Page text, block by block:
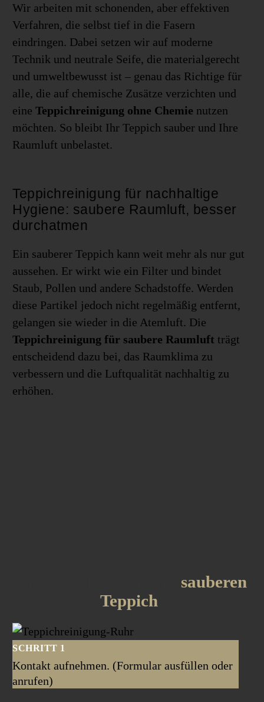
Wir arbeiten mit schonenden, aber effektiven
Verfahren, die selbst tief in die Fasern
eindringen. Dabei setzen wir auf moderne
Technik und neutrale Seife, die materialgerecht
und umweltbewusst ist – genau das Richtige für
alle, die auf chemische Zusätze verzichten und
eine Teppichreinigung ohne Chemie nutzen
möchten. So bleibt Ihr Teppich sauber und Ihre
Raumluft unbelastet.
Teppichreinigung für nachhaltige
Hygiene: saubere Raumluft, besser
durchatmen
Ein sauberer Teppich kann weit mehr als nur gut
aussehen. Er wirkt wie ein Filter und bindet
Staub, Pollen und andere Schadstoffe. Werden
diese Partikel jedoch nicht regelmäßig entfernt,
gelangen sie wieder in die Atemluft. Die
Teppichreinigung für saubere Raumluft trägt
entscheidend dazu bei, das Raumklima zu
verbessern und die Luftqualität nachhaltig zu
erhöhen.
sauberen
Teppich
SCHRITT 1
Kontakt aufnehmen. (Formular ausfüllen oder
anrufen)